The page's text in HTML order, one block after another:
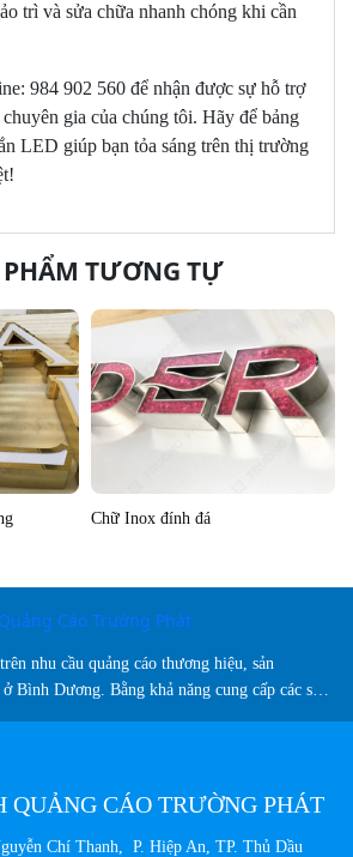
trì và sửa chữa nhanh chóng khi cần
984 902 560 để nhận được sự hỗ trợ
gia của chúng tôi. Hãy để bảng
LED giúp bạn tỏa sáng trên thị trường
PHẨM TƯƠNG TỰ
Chữ Inox đính đá
nhu cầu quảng cáo thương hiệu, sản
Bình Dương. Bằng khả năng cung cấp các sản
QUẢNG CÁO TRƯỜNG PHÁT
Chí Thanh, P. Hiệp An, TP. Thủ Dầu